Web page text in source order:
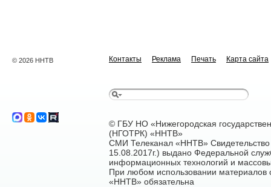
© 2026 ННТВ Контакты Реклама Печать Карта сайта
© ГБУ НО «Нижегородская
(НГОТРК) «ННТВ»
СМИ Телеканал «ННТВ»
15.08.2017г.) выдано Федеральной
информационных технологий и
При любом использовании материалов
«ННТВ» обязательна